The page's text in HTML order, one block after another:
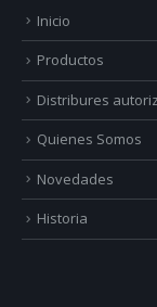
Inicio
Productos
Distribures
Quienes Somos
Novedades
Historia